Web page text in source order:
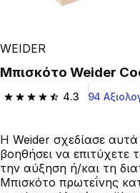
WEIDER
Μπισκότο Weider
4.3
4.3 out of 5 stars from
94
Η Weider σχεδίασε
βοηθήσει να
την αύξηση ή/και τη
Μπισκότο πρωτεΐνης